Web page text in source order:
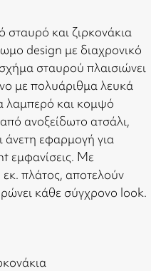
και ζιρκονάκια
design με διαχρονικό
σταυρού πλαισιώνει
με πολυάριθμα λευκά
λαμπερό και κομψό
ανοξείδωτο ατσάλι,
άνετη εφαρμογή για
εμφανίσεις. Με
πλάτος, αποτελούν
κάθε σύγχρονο look.